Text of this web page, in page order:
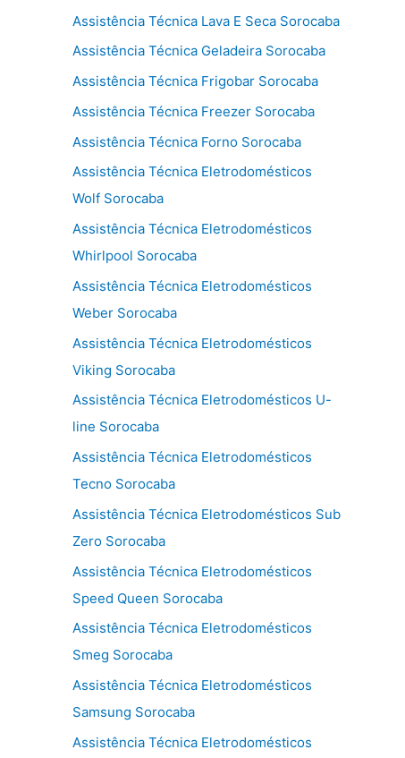
Assistência Técnica Lava E Seca Sorocaba
Assistência Técnica Geladeira Sorocaba
Assistência Técnica Frigobar Sorocaba
Assistência Técnica Freezer Sorocaba
Assistência Técnica Forno Sorocaba
Assistência Técnica Eletrodomésticos
Wolf Sorocaba
Assistência Técnica Eletrodomésticos
Whirlpool Sorocaba
Assistência Técnica Eletrodomésticos
Weber Sorocaba
Assistência Técnica Eletrodomésticos
Viking Sorocaba
Assistência Técnica Eletrodomésticos U-
line Sorocaba
Assistência Técnica Eletrodomésticos
Tecno Sorocaba
Assistência Técnica Eletrodomésticos Sub
Zero Sorocaba
Assistência Técnica Eletrodomésticos
Speed Queen Sorocaba
Assistência Técnica Eletrodomésticos
Smeg Sorocaba
Assistência Técnica Eletrodomésticos
Samsung Sorocaba
Assistência Técnica Eletrodomésticos